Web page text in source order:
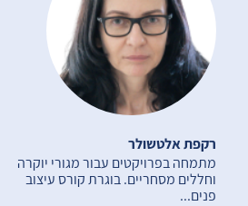
רקפת אלטשולר
מתמחה בפרויקטים עבור מגורי יוקרה
וחללים מסחריים. בוגרת קורס עיצוב
פנים...